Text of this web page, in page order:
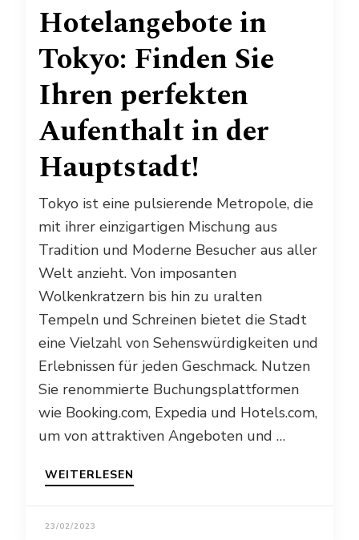
Hotelangebote in
Tokyo: Finden Sie
Ihren perfekten
Aufenthalt in der
Hauptstadt!
Tokyo ist eine pulsierende Metropole, die
mit ihrer einzigartigen Mischung aus
Tradition und Moderne Besucher aus aller
Welt anzieht. Von imposanten
Wolkenkratzern bis hin zu uralten
Tempeln und Schreinen bietet die Stadt
eine Vielzahl von Sehenswürdigkeiten und
Erlebnissen für jeden Geschmack. Nutzen
Sie renommierte Buchungsplattformen
wie Booking.com, Expedia und Hotels.com,
um von attraktiven Angeboten und …
WEITERLESEN
23/02/2023